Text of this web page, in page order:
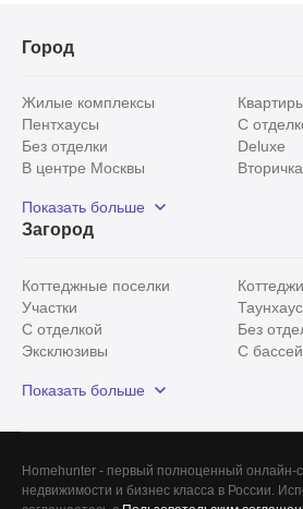
Город
Жилые комплексы
Пентхаусы
С
Без отделки
Deluxe
В центре Москвы
Вторичка
Рядом с парком
С панорамными окнами
Показать больше
Загород
Коттеджные поселки
Коттеджи
Участки
С отделкой
Без
Эксклюзивы
С
Красногорский район
Показать больше
Homehunter - первый полноценный онлайн-
недвижимости и бизнес класса в России.
Сегодня